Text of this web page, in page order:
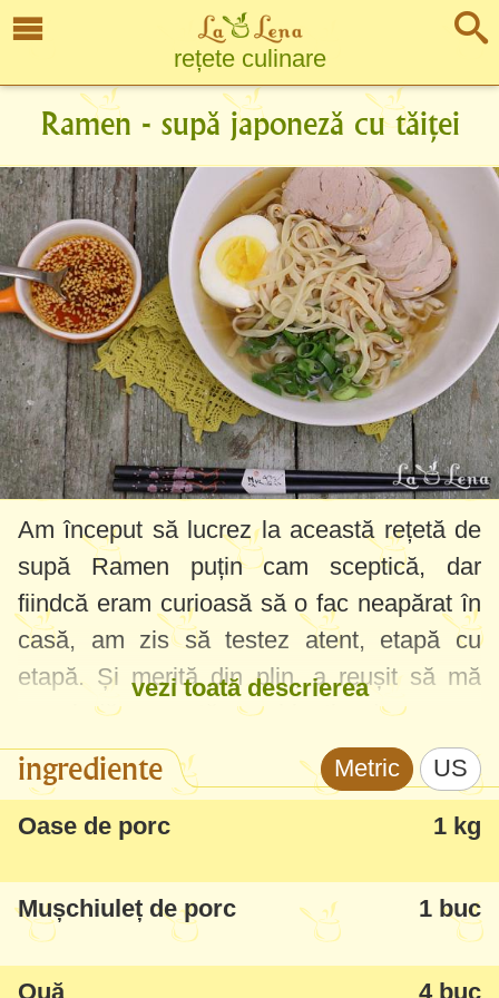
rețete culinare
Ramen - supă japoneză cu tăiței
Am început să lucrez la această rețetă de
supă Ramen puțin cam sceptică, dar
fiindcă eram curioasă să o fac neapărat în
casă, am zis să testez atent, etapă cu
etapă. Și merită din plin, a reușit să mă
surprindă această combinație de arome,
chiar să ne placă la toți, inclusiv și copiilor.
Supa ramen japoneză are 3 mari
componente - o supă de carne hrănitoare
și aromată, tăițeii japonezi/noodles și
toppingurile. Recomand neapărat să faceți
vezi toată descrierea
ingrediente Metric US
Oase de porc 1 kg
Mușchiuleț de porc 1 buc
Ouă 4 buc